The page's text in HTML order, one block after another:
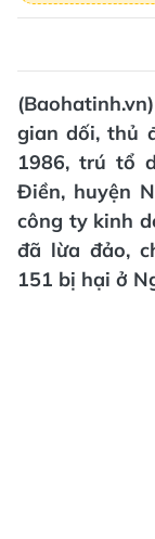
gian dối, thủ
1986, trú tổ
Điền, huyện
công ty kinh
đã lừa đảo,
151 bị hại ở